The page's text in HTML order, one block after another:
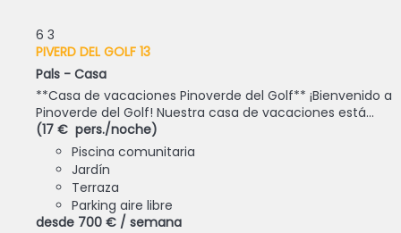
6 3
PIVERD DEL GOLF 13
Pals - Casa
**Casa de vacaciones Pinoverde del Golf** ¡Bienvenido a
Pinoverde del Golf! Nuestra casa de vacaciones está...
(17 € pers./noche)
Piscina comunitaria
Jardín
Terraza
Parking aire libre
desde 700 € / semana